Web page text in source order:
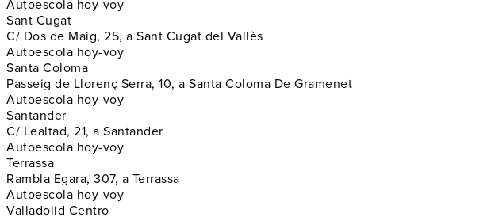
Autoescola hoy-voy
Sant Cugat
C/ Dos de Maig, 25, a Sant Cugat del Vallès
Autoescola hoy-voy
Santa Coloma
Passeig de Llorenç Serra, 10, a Santa Coloma De Gramenet
Autoescola hoy-voy
Santander
C/ Lealtad, 21, a Santander
Autoescola hoy-voy
Terrassa
Rambla Egara, 307, a Terrassa
Autoescola hoy-voy
Valladolid Centro